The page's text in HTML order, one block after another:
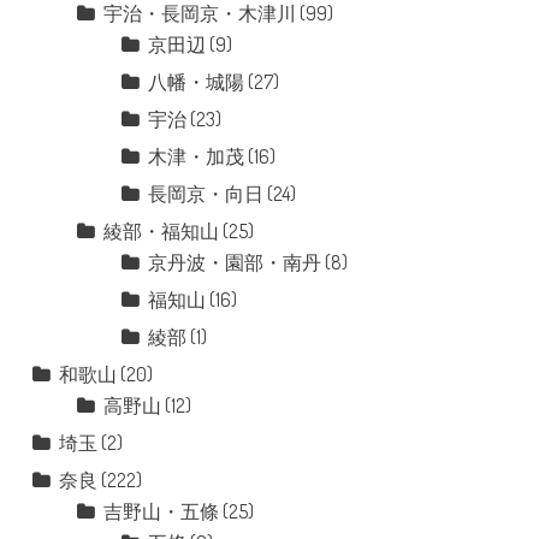
宇治・長岡京・木津川 (99)
京田辺 (9)
八幡・城陽 (27)
宇治(23)
木津・加茂(16)
長岡京・向日 (24)
綾部・福知山 (25)
京丹波・園部・南丹(8)
福知山 (16)
綾部 (1)
和歌山 (20)
高野山 (12)
埼玉 (2)
奈良 (222)
吉野山・五條 (25)